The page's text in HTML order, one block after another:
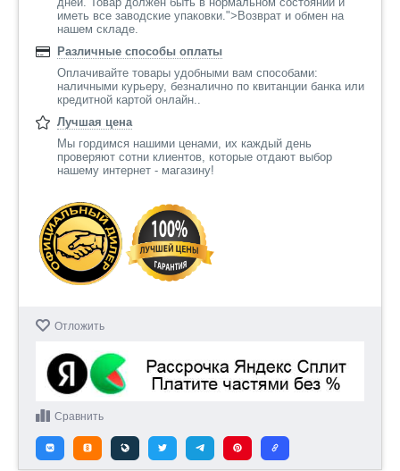
иметь все заводские упаковки.">Возврат и обмен на
нашем складе.
Различные способы оплаты
Оплачивайте товары удобными вам способами:
наличными курьеру, безналично по квитанции банка или
кредитной картой онлайн..
Лучшая цена
Мы гордимся нашими ценами, их каждый день
проверяют сотни клиентов, которые отдают выбор
нашему интернет - магазину!
Отложить
Сравнить